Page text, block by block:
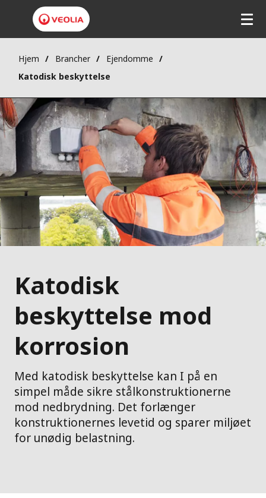
Hjem Brancher
Ejendomme
Katodisk beskyttelse
Katodisk
beskyttelse mod
korrosion
Med katodisk beskyttelse kan I på en
simpel måde sikre stålkonstruktionerne
mod nedbrydning. Det forlænger
konstruktionernes levetid og sparer miljøet
for unødig belastning.